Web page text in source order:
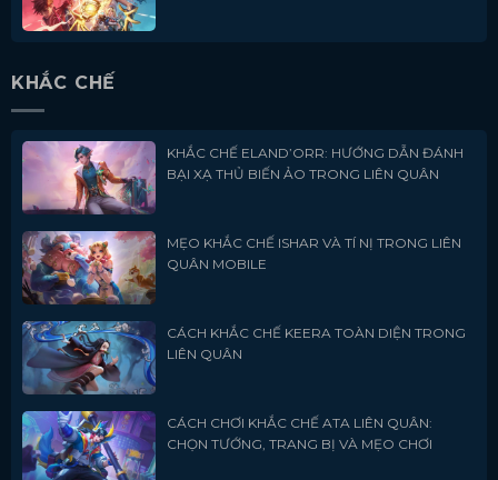
KHẮC CHẾ
KHẮC CHẾ ELAND’ORR: HƯỚNG DẪN ĐÁNH
BẠI XẠ THỦ BIẾN ẢO TRONG LIÊN QUÂN
MẸO KHẮC CHẾ ISHAR VÀ TÍ NỊ TRONG LIÊN
QUÂN MOBILE
CÁCH KHẮC CHẾ KEERA TOÀN DIỆN TRONG
LIÊN QUÂN
CÁCH CHƠI KHẮC CHẾ ATA LIÊN QUÂN:
CHỌN TƯỚNG, TRANG BỊ VÀ MẸO CHƠI